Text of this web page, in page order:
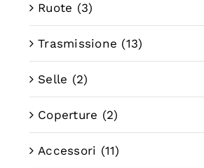
Ruote (3)
Trasmissione (13)
Selle (2)
Coperture (2)
Accessori (11)